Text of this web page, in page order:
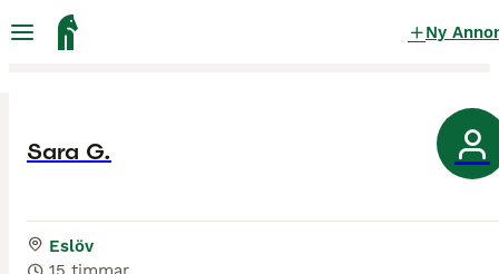
Ny
Sara G.
Eslöv